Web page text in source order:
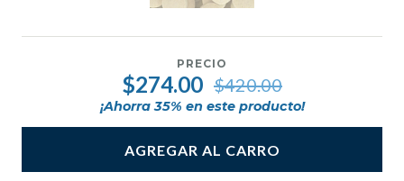
PRECIO
$274.00 $420.00
¡Ahorra35% en este producto!
AGREGAR AL CARRO